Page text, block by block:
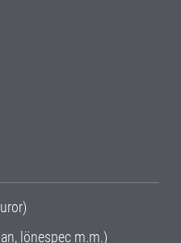
lönespec m.m.)